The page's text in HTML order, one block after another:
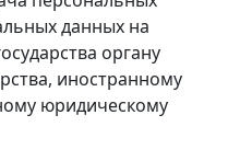
данных на
органу
иностранному
юридическому